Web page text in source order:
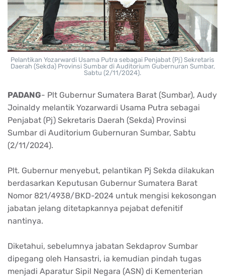
Pelantikan Yozarwardi Usama Putra sebagai Penjabat (Pj) Sekretaris
Daerah (Sekda) Provinsi Sumbar di Auditorium Gubernuran Sumbar,
Sabtu (2/11/2024).
PADANG- Plt Gubernur Sumatera Barat (Sumbar), Audy
Joinaldy melantik Yozarwardi Usama Putra sebagai
Penjabat (Pj) Sekretaris Daerah (Sekda) Provinsi
Sumbar di Auditorium Gubernuran Sumbar, Sabtu
(2/11/2024).
Plt. Gubernur menyebut, pelantikan Pj Sekda dilakukan
berdasarkan Keputusan Gubernur Sumatera Barat
Nomor 821/4938/BKD-2024 untuk mengisi kekosongan
jabatan jelang ditetapkannya pejabat defenitif
nantinya.
Diketahui, sebelumnya jabatan Sekdaprov Sumbar
dipegang oleh Hansastri, ia kemudian pindah tugas
menjadi Aparatur Sipil Negara (ASN) di Kementerian